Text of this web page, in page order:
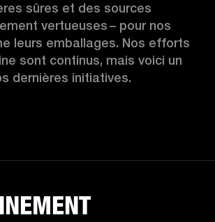
sûres et des sources
vertueuses – pour nos
leurs emballages. Nos efforts
sont continus, mais voici un
dernières initiatives.